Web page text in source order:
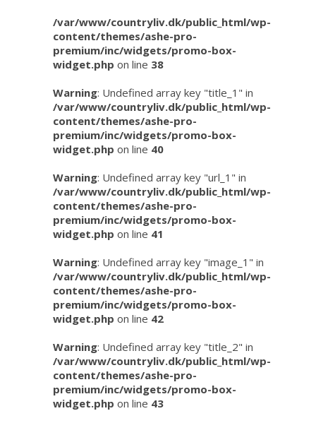
/var/www/countryliv.dk/public_html/wp-
content/themes/ashe-pro-
premium/inc/widgets/promo-box-
widget.php on line 38
Warning: Undefined array key "title_1" in
/var/www/countryliv.dk/public_html/wp-
content/themes/ashe-pro-
premium/inc/widgets/promo-box-
widget.php on line 40
Warning: Undefined array key "url_1" in
/var/www/countryliv.dk/public_html/wp-
content/themes/ashe-pro-
premium/inc/widgets/promo-box-
widget.php on line 41
Warning: Undefined array key "image_1" in
/var/www/countryliv.dk/public_html/wp-
content/themes/ashe-pro-
premium/inc/widgets/promo-box-
widget.php on line 42
Warning: Undefined array key "title_2" in
/var/www/countryliv.dk/public_html/wp-
content/themes/ashe-pro-
premium/inc/widgets/promo-box-
widget.php on line 43